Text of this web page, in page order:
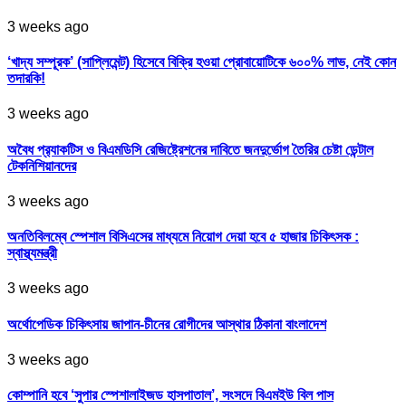
3 weeks ago
‘খাদ্য সম্পূরক’ (সাপ্লিমেন্ট) হিসেবে বিক্রি হওয়া প্রোবায়োটিকে ৬০০% লাভ, নেই কোন
তদারকি!
3 weeks ago
অবৈধ প্র‍্যাকটিস ও বিএমডিসি রেজিষ্ট্রেশনের দাবিতে জনদুর্ভোগ তৈরির চেষ্টা ডেন্টাল
টেকনিশিয়ানদের
3 weeks ago
অনতিবিলম্বে স্পেশাল বিসিএসের মাধ্যমে নিয়োগ দেয়া হবে ৫ হাজার চিকিৎসক :
স্বাস্থ্যমন্ত্রী
3 weeks ago
অর্থোপেডিক চিকিৎসায় জাপান-চীনের রোগীদের আস্থার ঠিকানা বাংলাদেশ
3 weeks ago
কোম্পানি হবে ‘সুপার স্পেশালাইজড হাসপাতাল’, সংসদে বিএমইউ বিল পাস